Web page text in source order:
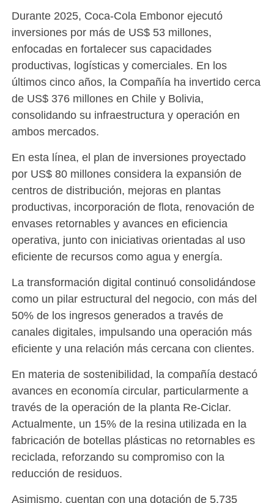
Durante 2025, Coca-Cola Embonor ejecutó
inversiones por más de US$ 53 millones,
enfocadas en fortalecer sus capacidades
productivas, logísticas y comerciales. En los
últimos cinco años, la Compañía ha invertido cerca
de US$ 376 millones en Chile y Bolivia,
consolidando su infraestructura y operación en
ambos mercados.
En esta línea, el plan de inversiones proyectado
por US$ 80 millones considera la expansión de
centros de distribución, mejoras en plantas
productivas, incorporación de flota, renovación de
envases retornables y avances en eficiencia
operativa, junto con iniciativas orientadas al uso
eficiente de recursos como agua y energía.
La transformación digital continuó consolidándose
como un pilar estructural del negocio, con más del
50% de los ingresos generados a través de
canales digitales, impulsando una operación más
eficiente y una relación más cercana con clientes.
En materia de sostenibilidad, la compañía destacó
avances en economía circular, particularmente a
través de la operación de la planta Re-Ciclar.
Actualmente, un 15% de la resina utilizada en la
fabricación de botellas plásticas no retornables es
reciclada, reforzando su compromiso con la
reducción de residuos.
Asimismo, cuentan con una dotación de 5.735